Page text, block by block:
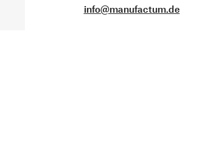
info@manufactum.de